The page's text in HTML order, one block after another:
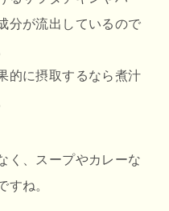
分が流出しているので
的に摂取するなら煮汁
く、スープやカレーな
すね。